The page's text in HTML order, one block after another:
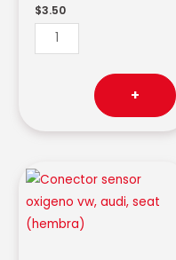
$3.50
+
Conector
sensor
oxigeno